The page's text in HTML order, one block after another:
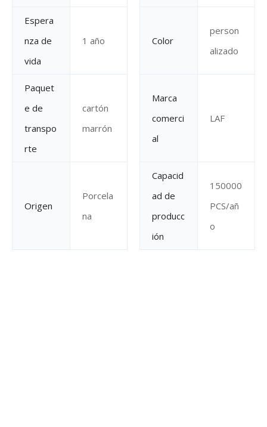
Espera
nza de
vida
1 año Color
person
alizado
Paquet
e de
transpo
rte
cartón
marrón
Marca
comerci
al
LAF
Origen
Porcela
na
Capacid
ad de
producc
ión
150000
PCS/añ
o